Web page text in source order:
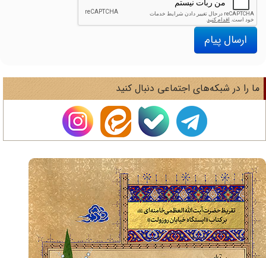
ارسال پیام
را در شبکه‌های اجتماعی دنبال کنید